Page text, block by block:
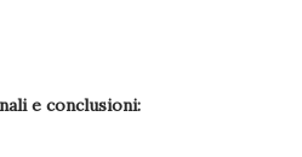
e conclusioni: